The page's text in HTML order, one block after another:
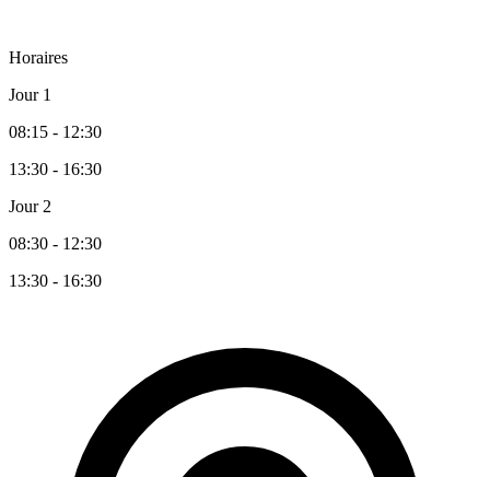
Horaires
Jour 1
08:15 - 12:30
13:30 - 16:30
Jour 2
08:30 - 12:30
13:30 - 16:30